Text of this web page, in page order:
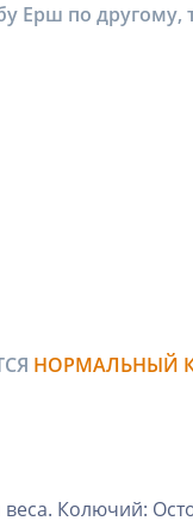
Ерш по другому,
НОРМАЛЬНЫЙ
Колючий: